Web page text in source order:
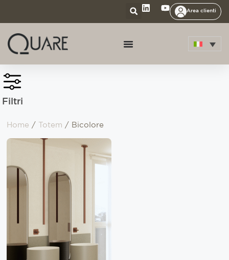
Area clienti
Filtri
Home / Totem / Bicolore